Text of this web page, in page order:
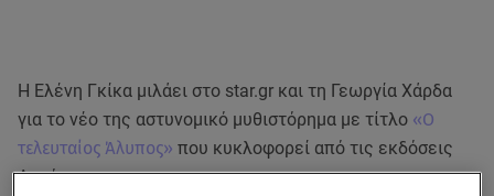
Η Ελένη Γκίκα μιλάει στο star.gr και τη Γεωργία Χάρδα
για το νέο της αστυνομικό μυθιστόρημα με τίτλο «Ο
τελευταίος Άλυπος» που κυκλοφορεί από τις εκδόσεις
Αρμός.